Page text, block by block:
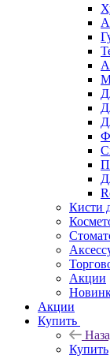
Кисти
Акции
Акции
Купить
Купить